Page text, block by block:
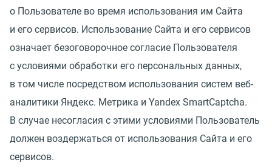
о Пользователе во время использования им Сайта
и его сервисов. Использование Сайта и его сервисов
означает безоговорочное согласие Пользователя
с условиями обработки его персональных данных,
в том числе посредством использования систем веб-
аналитики Яндекс. Метрика и Yandex SmartCaptcha.
В случае несогласия с этими условиями Пользователь
должен воздержаться от использования Сайта и его
сервисов.